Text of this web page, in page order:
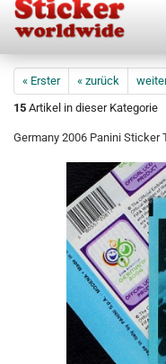
« Erster « zurück
15 Artikel in dieser Kategorie
Germany 2006 Panini Sticker